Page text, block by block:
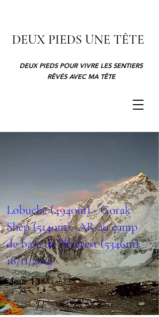
DEUX PIEDS UNE TÊTE
DEUX PIEDS POUR VIVRE LES SENTIERS
RÊVÉS AVEC MA TÊTE
Lobuche (4940m) - Gorak
Shep (5140m) AR au camp
de base de l'Everest (5346m)
16/11/2019
Jour 13